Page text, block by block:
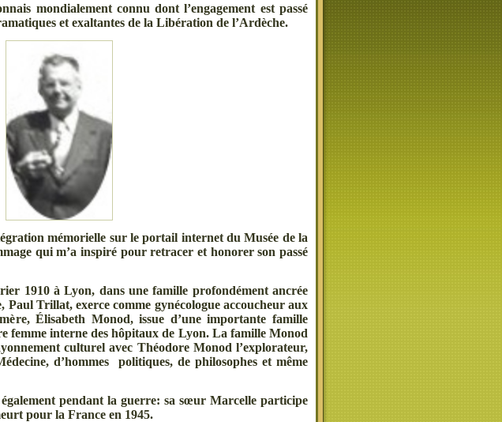
mondialement connu dont l’engagement est passé
et exaltantes de la Libération de l’Ardèche.
mémorielle sur le portail internet du Musée de la
qui m’a inspiré pour retracer et honorer son passé
1910 à Lyon, dans une famille profondément ancrée
Paul Trillat, exerce comme gynécologue accoucheur aux
Élisabeth Monod, issue d’une importante famille
femme interne des hôpitaux de Lyon. La famille Monod
culturel avec Théodore Monod l’explorateur,
d’hommes politiques, de philosophes et même
également pendant la guerre: sa sœur Marcelle participe
pour la France en 1945.